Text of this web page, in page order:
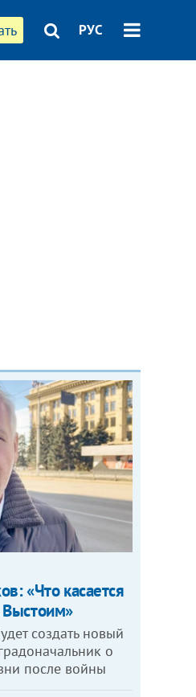
РУС
«Что касается
создать новый
о
после войны